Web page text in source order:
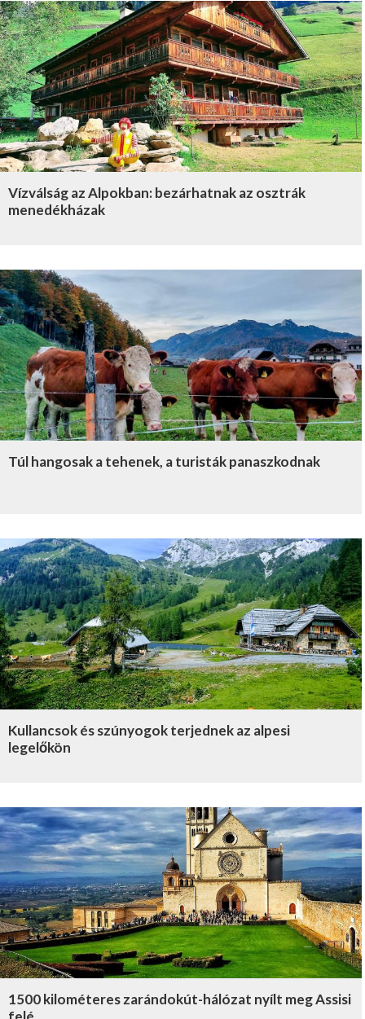
Vízválság az Alpokban: bezárhatnak az osztrák
menedékházak
Túl hangosak a tehenek, a turisták panaszkodnak
Kullancsok és szúnyogok terjednek az alpesi
legelőkön
1500 kilométeres zarándokút-hálózat nyílt meg Assisi